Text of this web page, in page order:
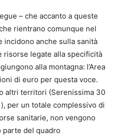
– che accanto a queste
rientrano comunque nel
incidono anche sulla sanità
risorse legate alla specificità
alla montagna: l’Area
di euro per questa voce.
altri territori (Serenissima 30
per un totale complessivo di
sanitarie, non vengono
parte del quadro